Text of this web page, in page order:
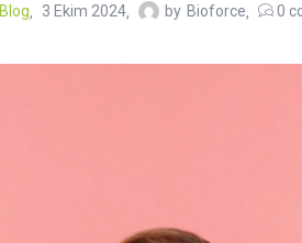
Blog 3 Ekim 2024 by Bioforce 0